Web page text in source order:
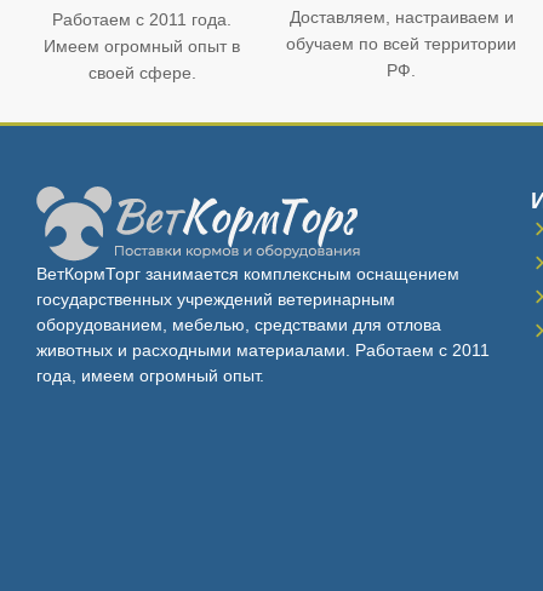
Работаем с 2011 года.
Имеем огромный опыт в
своей сфере.
Доставляем, настраиваем и
обучаем по всей территории
РФ.
ВетКормТорг занимается комплексным оснащением
государственных учреждений ветеринарным
оборудованием, мебелью, средствами для отлова
животных и расходными материалами. Работаем с 2011
года, имеем огромный опыт.